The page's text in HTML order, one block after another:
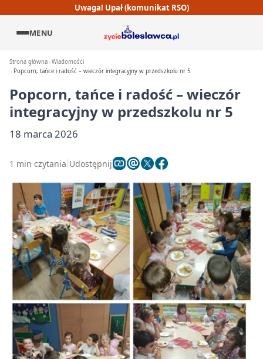
Uwaga! Upał (komunikat RSO)
MENU
Strona główna Wiadomości
Popcorn, tańce i radość – wieczór integracyjny w przedszkolu nr 5
Popcorn, tańce i radość – wieczór
integracyjny w przedszkolu nr 5
18 marca 2026
1 min czytania Udostępnij